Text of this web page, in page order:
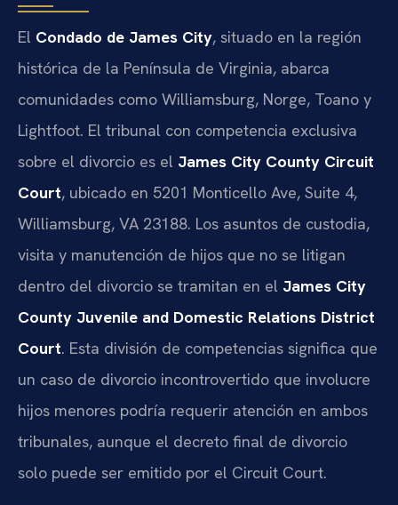
El Condado de James City, situado en la región
histórica de la Península de Virginia, abarca
comunidades como Williamsburg, Norge, Toano y
Lightfoot. El tribunal con competencia exclusiva
sobre el divorcio es el James City County Circuit
Court, ubicado en 5201 Monticello Ave, Suite 4,
Williamsburg, VA 23188. Los asuntos de custodia,
visita y manutención de hijos que no se litigan
dentro del divorcio se tramitan en el James City
County Juvenile and Domestic Relations District
Court. Esta división de competencias significa que
un caso de divorcio incontrovertido que involucre
hijos menores podría requerir atención en ambos
tribunales, aunque el decreto final de divorcio
solo puede ser emitido por el Circuit Court.